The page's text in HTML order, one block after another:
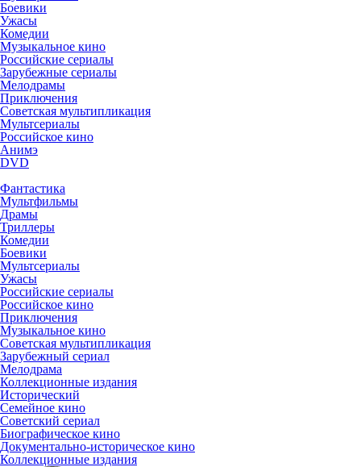
Боевики
Ужасы
Комедии
Музыкальное кино
Российские сериалы
Зарубежные сериалы
Мелодрамы
Приключения
Советская мультипликация
Мультсериалы
Российское кино
Анимэ
DVD
Фантастика
Мультфильмы
Драмы
Триллеры
Комедии
Боевики
Мультсериалы
Ужасы
Российские сериалы
Российское кино
Приключения
Музыкальное кино
Советская мультипликация
Зарубежный сериал
Мелодрама
Коллекционные издания
Исторический
Семейное кино
Советский сериал
Биографическое кино
Документально-историческое кино
Коллекционные издания